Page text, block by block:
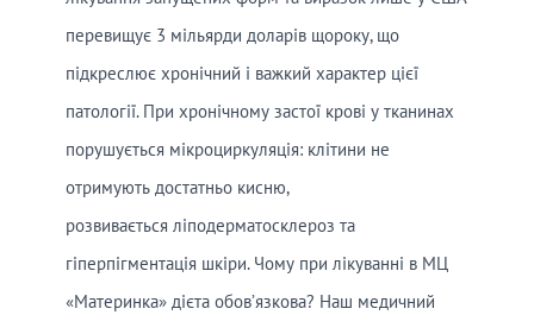
перевищує 3 мільярди доларів щороку, що
підкреслює хронічний і важкий характер цієї
патології. При хронічному застої крові у тканинах
порушується мікроциркуляція: клітини не
отримують достатньо кисню,
розвивається ліподерматосклероз та
гіперпігментація шкіри. Чому при лікуванні в МЦ
«Материнка» дієта обов’язкова? Наш медичний